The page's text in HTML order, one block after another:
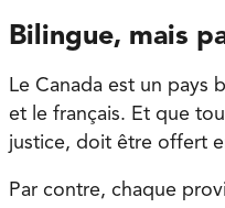
Bilingue, mais
Le Canada est un pays
et le français. Et que
justice, doit être offert
Par contre, chaque